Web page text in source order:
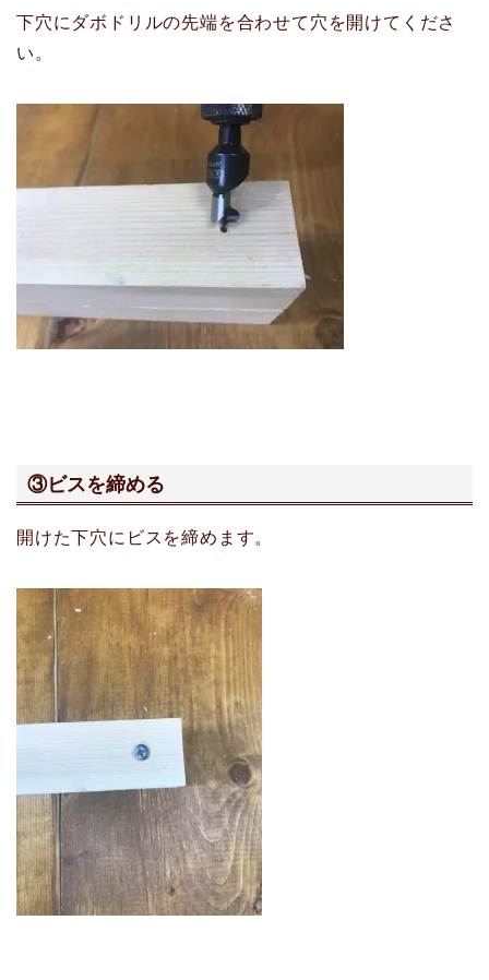
下穴にダボドリルの先端を合わせて穴を開けてくださ
い。
③ビスを締める
開けた下穴にビスを締めます。